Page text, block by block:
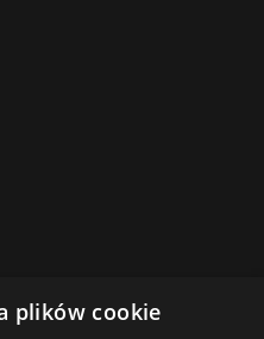
plików cookie